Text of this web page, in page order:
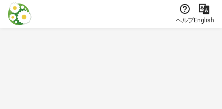
本文に飛ぶ
ヘルプEnglish